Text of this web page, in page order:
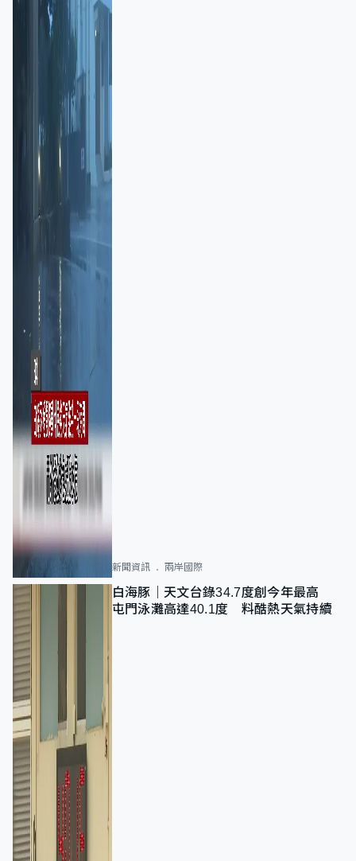
新聞資訊 兩岸國際
白海豚｜天文台錄34.7度創今年最高
屯門泳灘高達40.1度 料酷熱天氣持續